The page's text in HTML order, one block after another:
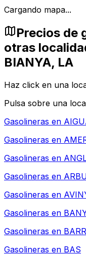
Cargando mapa...
Precios de
otras
BIANYA, LA
Haz click en una
Pulsa sobre una
Gasolineras en
Gasolineras en
Gasolineras en
Gasolineras en
Gasolineras en
Gasolineras en
Gasolineras en
Gasolineras en BAS